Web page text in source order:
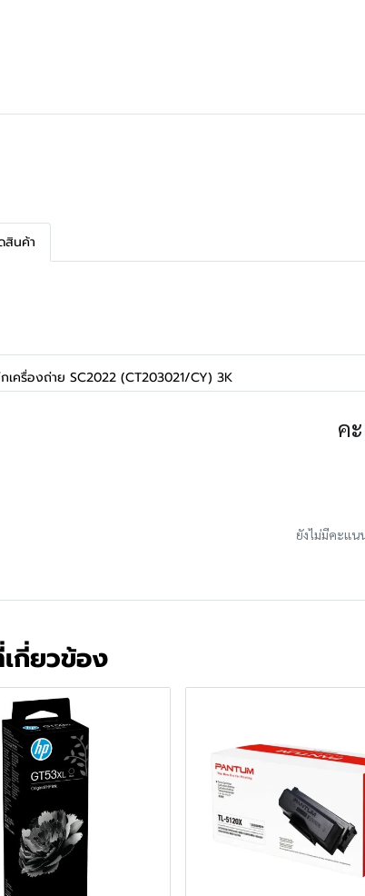
สินค้า
เครื่องถ่าย SC2022 (CT203021/CY) 3K
ค
ยังไม่มีคะแน
กี่ยวข้อง